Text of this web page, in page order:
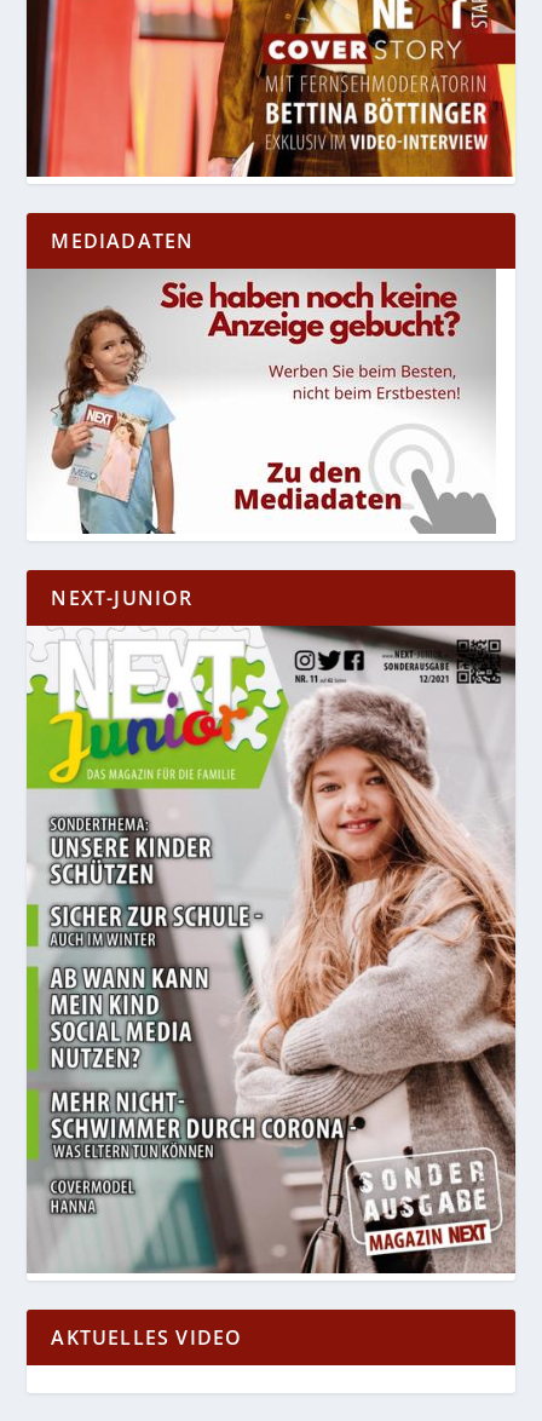
MEDIADATEN
NEXT-JUNIOR
AKTUELLES VIDEO